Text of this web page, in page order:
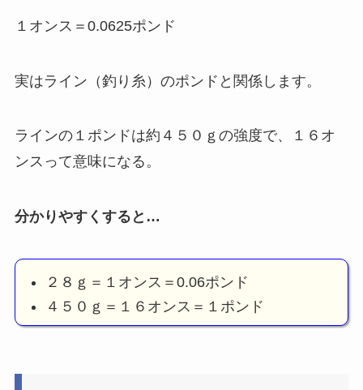
１オンス＝0.0625ポンド
実はライン（釣り糸）のポンドと関係します。
ラインの１ポンドは約４５０ｇの強度で、１６オ
ンスって意味になる。
分かりやすくすると…
２８ｇ＝１オンス＝0.06ポンド
４５０ｇ＝１６オンス＝１ポンド